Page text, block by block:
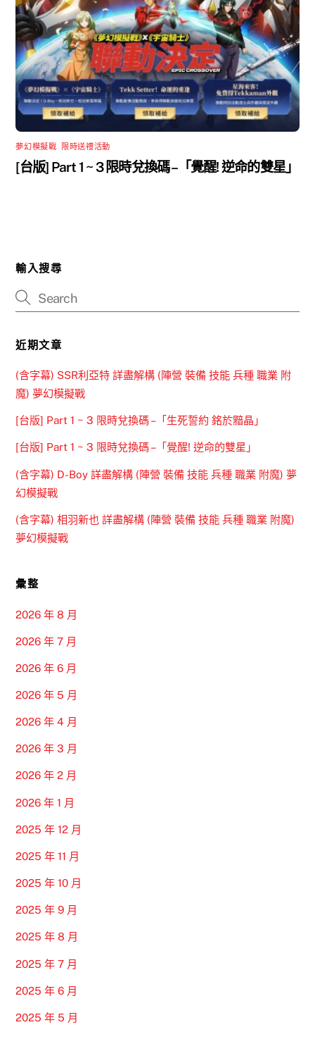
夢幻模擬戰 限時送禮活動
[台版] Part 1 ~ 3 限時兌換碼 –「覺醒! 逆命的雙星」
輸入搜尋
近期文章
(含字幕) SSR利亞特 詳盡解構 (陣營 裝備 技能 兵種 職業 附
魔) 夢幻模擬戰
[台版] Part 1 ~ 3 限時兌換碼 –「生死誓約 銘於黯晶」
[台版] Part 1 ~ 3 限時兌換碼 –「覺醒! 逆命的雙星」
(含字幕) D-Boy 詳盡解構 (陣營 裝備 技能 兵種 職業 附魔) 夢
幻模擬戰
(含字幕) 相羽新也 詳盡解構 (陣營 裝備 技能 兵種 職業 附魔)
夢幻模擬戰
彙整
2026 年 8 月
2026 年 7 月
2026 年 6 月
2026 年 5 月
2026 年 4 月
2026 年 3 月
2026 年 2 月
2026 年 1 月
2025 年 12 月
2025 年 11 月
2025 年 10 月
2025 年 9 月
2025 年 8 月
2025 年 7 月
2025 年 6 月
2025 年 5 月